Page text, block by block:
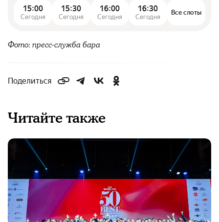
15:00
Сегодня
15:30
Сегодня
16:00
Сегодня
16:30
Сегодня
Все слоты
Фото: пресс-служба бара
Поделиться
Читайте также